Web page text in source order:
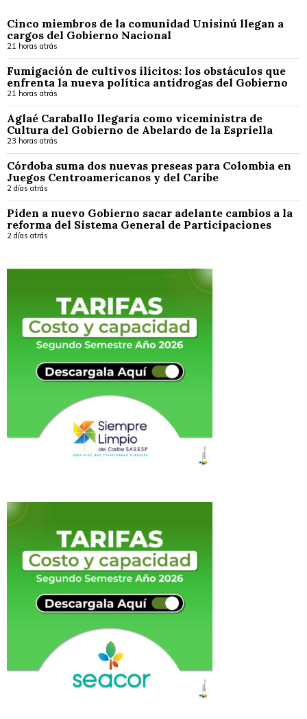
Cinco miembros de la comunidad Unisinú llegan a
cargos del Gobierno Nacional
21 horas atrás
Fumigación de cultivos ilícitos: los obstáculos que
enfrenta la nueva política antidrogas del Gobierno
21 horas atrás
Aglaé Caraballo llegaría como viceministra de
Cultura del Gobierno de Abelardo de la Espriella
23 horas atrás
Córdoba suma dos nuevas preseas para Colombia en
Juegos Centroamericanos y del Caribe
2 días atrás
Piden a nuevo Gobierno sacar adelante cambios a la
reforma del Sistema General de Participaciones
2 días atrás